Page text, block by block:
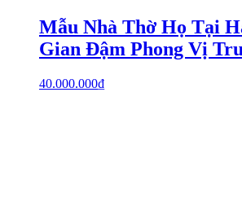
Mẫu Nhà Thờ Họ Tại
Gian Đậm Phong Vị
40.000.000₫